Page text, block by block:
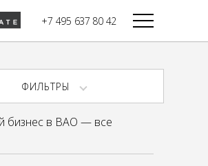
+7 495 637 80 42
Дикси
В башне
Запад
Башня Федерация-I
Восток
Город Столиц,
ФИЛЬТРЫ
бизнес в ВАО — все